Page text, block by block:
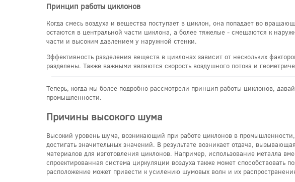
Принцип работы циклонов
Когда смесь воздуха и вещества поступает в циклон, она попадает во
остаются в центральной части циклона, а более тяжелые - смещаются к
части и высоким давлением у наружной стенки.
Эффективность разделения веществ в циклонах зависит от нескольких
разделены. Также важными являются скорость воздушного потока и
Теперь, когда мы более подробно рассмотрели принцип работы циклонов,
промышленности.
Причины высокого шума
Высокий уровень шума, возникающий при работе циклонов в
достигать значительных значений. В результате возникает отдача,
материалов для изготовления циклонов. Например, использование металла
спроектированная система циркуляции воздуха также может
расположение может привести к усилению шумовых волн и их